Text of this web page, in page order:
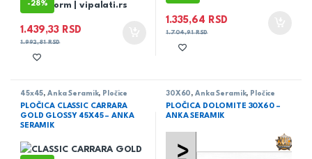
-28%
1.439,33 RSD
1.992,81RSD
1.335,64 RSD
1.704,91RSD
45x45,Anka Seramik, Pločice
PLOČICA CLASSIC CARRARA
GOLD GLOSSY 45X45 – ANKA
SERAMIK
30X60 ,Anka Seramik, Pločice
PLOČICA DOLOMITE 30X60 –
ANKA SERAMIK